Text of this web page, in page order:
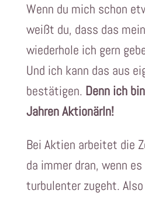
Wenn du mich schon
weißt du, dass das
wiederhole ich gern
Und ich kann das aus
bestätigen. Denn ich
Jahren AktionärIn!
Bei Aktien arbeitet die
da immer dran, wenn
turbulenter zugeht.